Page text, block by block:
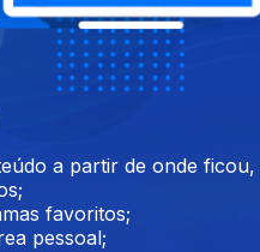
emigrantes
ao ensino superior
necessária.
a partir de onde ficou,
favoritos;
pessoal;